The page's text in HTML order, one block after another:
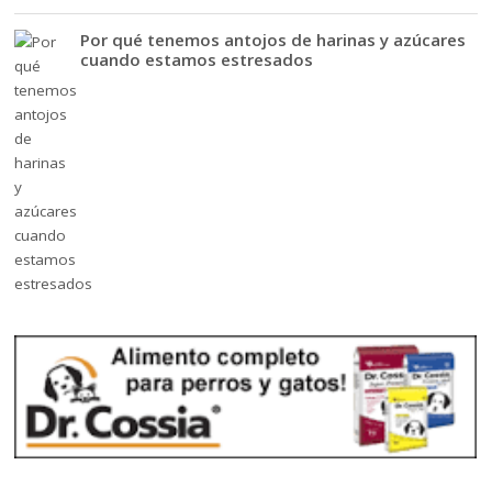
Por qué tenemos antojos de harinas y azúcares
cuando estamos estresados